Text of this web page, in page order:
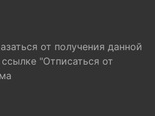
от получения данной
"Отписаться от